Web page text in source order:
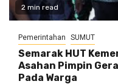
2 min read
Pemerintahan SUMUT
Semarak HUT
Asahan Pimpin
Pada Warga